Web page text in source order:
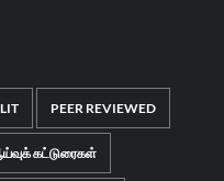
PEER REVIEWED
கட்டுரைகள்